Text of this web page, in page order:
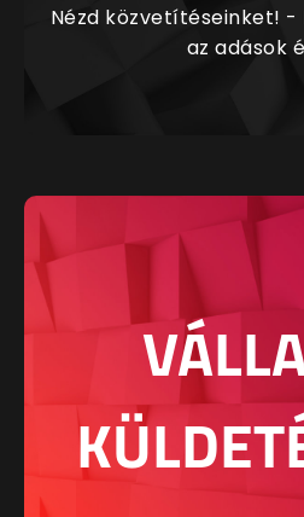
Nézd közvetítéseinket!
az adások